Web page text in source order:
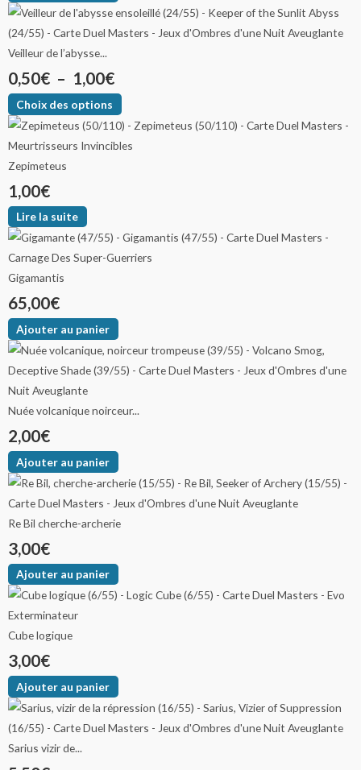
Veilleur de l’abysse...
0,50€ – 1,00€
Choix des options
Zepimeteus
1,00€
Lire la suite
Gigamantis
65,00€
Ajouter au panier
Nuée volcanique noirceur...
2,00€
Ajouter au panier
Re Bil cherche-archerie
3,00€
Ajouter au panier
Cube logique
3,00€
Ajouter au panier
Sarius vizir de...